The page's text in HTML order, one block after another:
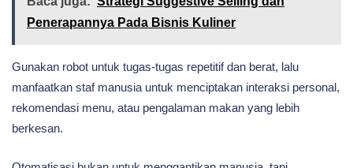
Penerapannya Pada Bisnis Kuliner
Gunakan robot untuk tugas-tugas repetitif dan berat, lalu
manfaatkan staf manusia untuk menciptakan interaksi personal,
rekomendasi menu, atau pengalaman makan yang lebih
berkesan.